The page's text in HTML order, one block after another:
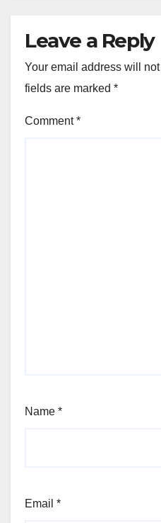
Leave a Reply
Your email address will
fields are marked *
Comment*
Name *
Email *